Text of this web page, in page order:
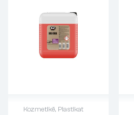
Kozmetikë, Plastikat